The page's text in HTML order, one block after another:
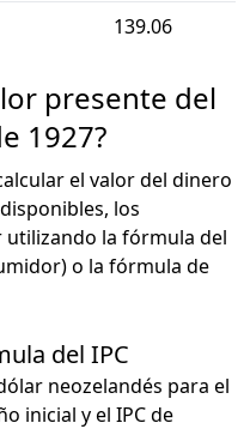
139.06
presente del
1927?
el valor del dinero
los
la fórmula del
o la fórmula de
del IPC
neozelandés para el
inicial y el IPC de